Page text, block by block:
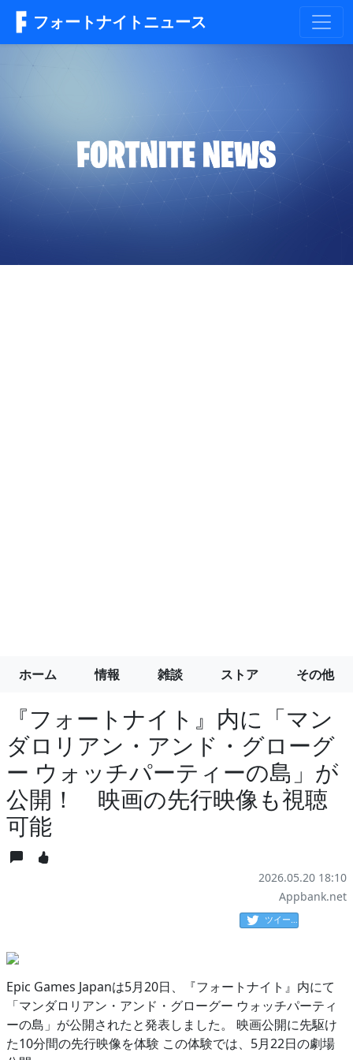
フォートナイトニュース
ホーム 情報 雑談 ストア その他
『フォートナイト』内に「マン
ダロリアン・アンド・グローグ
ー ウォッチパーティーの島」が
公開！ 映画の先行映像も視聴
可能
2026.05.20 18:10
Appbank.net
ツイート
Epic Games Japanは5月20日、『フォートナイト』内にて
「マンダロリアン・アンド・グローグー ウォッチパーティ
ーの島」が公開されたと発表しました。 映画公開に先駆け
た10分間の先行映像を体験 この体験では、5月22日の劇場